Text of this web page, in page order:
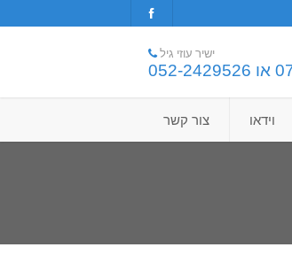
ישיר עוזי גיל
וידאו צור קשר